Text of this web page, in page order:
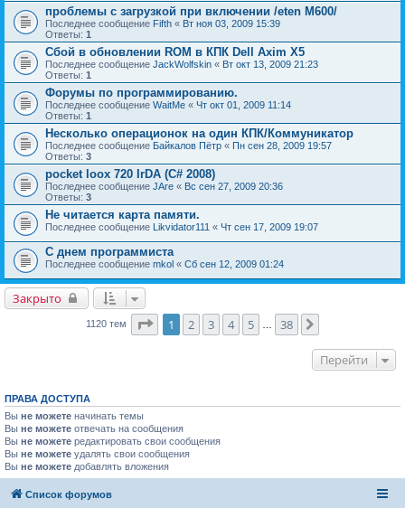
проблемы с загрузкой при включении /eten M600/
Последнее сообщение Fifth « Вт ноя 03, 2009 15:39
Ответы: 1
Сбой в обновлении ROM в КПК Dell Axim X5
Последнее сообщение JackWolfskin « Вт окт 13, 2009 21:23
Ответы: 1
Форумы по программированию.
Последнее сообщение WaitMe « Чт окт 01, 2009 11:14
Ответы: 1
Несколько операционок на один КПК/Коммуникатор
Последнее сообщение Байкалов Пётр « Пн сен 28, 2009 19:57
Ответы: 3
pocket loox 720 IrDA (C# 2008)
Последнее сообщение JAre « Вс сен 27, 2009 20:36
Ответы: 3
Не читается карта памяти.
Последнее сообщение Likvidator111 « Чт сен 17, 2009 19:07
С днем программиста
Последнее сообщение mkol « Сб сен 12, 2009 01:24
Закрыто
1120 тем Страница1 из
1 2 3 4 5 38
Перейти
ПРАВА ДОСТУПА
Вы не можете начинать темы
Вы не можете отвечать на сообщения
Вы не можете редактировать свои сообщения
Вы не можете удалять свои сообщения
Вы не можете добавлять вложения
Список форумов